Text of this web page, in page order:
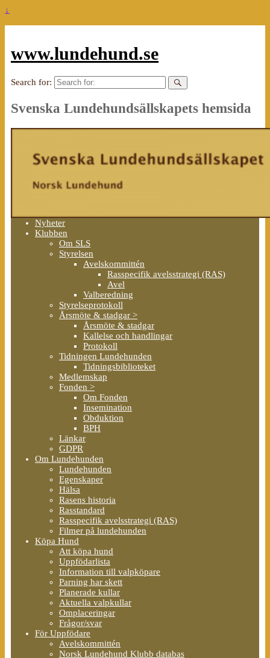
↓
www.lundehund.se
Search for:
Svenska Lundehundsällskapets hemsida
Nyheter
Klubben
Om SLS
Styrelsen
Avelskommittén
Rasspecifik avelsstrategi (RAS)
Avel
Valberedning
Styrelseprotokoll
Årsmöte & stadgar >
Årsmöte & stadgar
Kallelse och handlingar
Protokoll
Tidningen Lundehunden
Tidningsbiblioteket
Medlemskap
Fonden >
Om Fonden
Insemination
Obduktion
BPH
Länkar
GDPR
Om Lundehunden
Lundehunden
Egenskaper
Hälsa
Rasens historia
Rasstandard
Rasspecifik avelsstrategi (RAS)
Filmer på lundehunden
Köpa Hund
Att köpa hund
Uppfödarlista
Information till valpköpare
Parning har skett
Planerade kullar
Aktuella valpkullar
Omplaceringar
Frågor/svar
För Uppfödare
Avelskommittén
Norsk Lundehund Klubb databas